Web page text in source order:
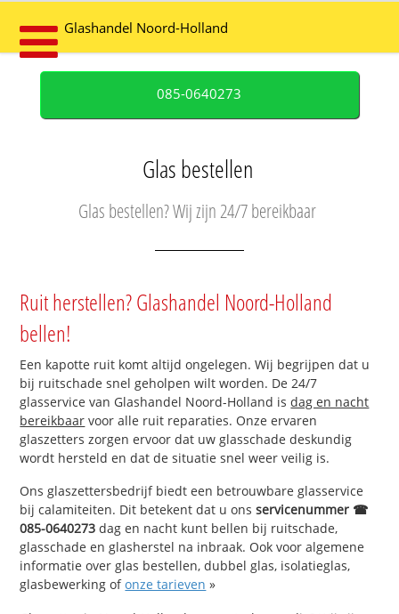
Glashandel Noord-Holland
085-0640273
Glas bestellen
Glas bestellen? Wij zijn 24/7 bereikbaar
Ruit herstellen? Glashandel Noord-Holland
bellen!
Een kapotte ruit komt altijd ongelegen. Wij begrijpen dat u
bij ruitschade snel geholpen wilt worden. De 24/7
glasservice van Glashandel Noord-Holland isdag en nacht
bereikbaar voor alle ruit reparaties. Onze ervaren
glaszetters zorgen ervoor dat uw glasschade deskundig
wordt hersteld en dat de situatie snel weer veilig is.
Ons glaszettersbedrijf biedt een betrouwbare glasservice
bij calamiteiten. Dit betekent dat u onsservicenummer ☎
085-0640273 dag en nacht kunt bellen bij ruitschade,
glasschade en glasherstel na inbraak. Ook voor algemene
informatie over glas bestellen, dubbel glas, isolatieglas,
glasbewerking ofonze tarieven »